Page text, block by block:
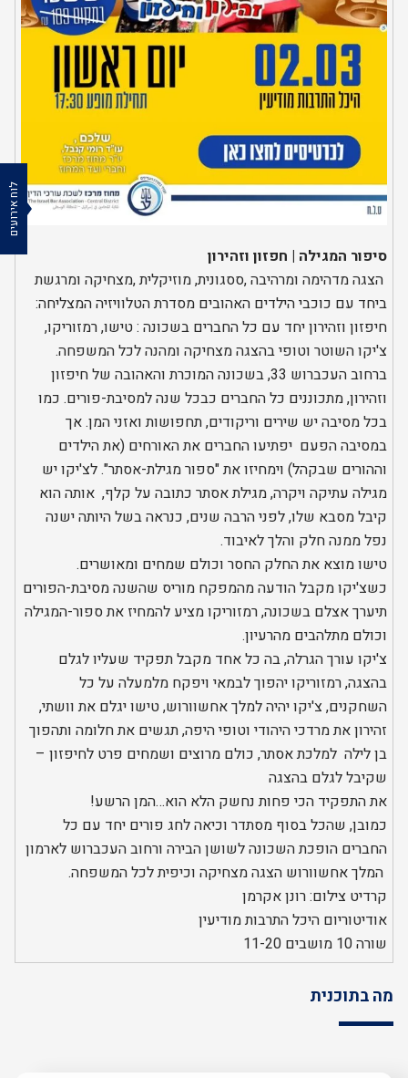
סיפור המגילה | חפזון וזהירון
הצגה מדהימה ומרהיבה ,ססגונית, מוזיקלית ,מצחיקה ומרגשת
ביחד עם כוכבי הילדים האהובים מסדרת הטלוויזיה המצליחה:
חיפזון וזהירון יחד עם כל החברים בשכונה : טישו, רמזוריקו,
צ'יקו השוטר וטופי בהצגה מצחיקה ומהנה לכל המשפחה.
ברחוב העכברוש 33, בשכונה המוכרת והאהובה של חיפזון
וזהירון, מתכוננים כל החברים כבכל שנה למסיבת-פורים. כמו
בכל מסיבה יש שירים וריקודים, תחפושות ואזני המן. אך
במסיבה הפעם יפתיעו החברים את האורחים (את הילדים
וההורים שבקהל) וימחיזו את "ספור מגילת-אסתר". לצ'יקו יש
מגילה עתיקה ויקרה, מגילת אסתר כתובה על קלף, אותה הוא
קיבל מסבא שלו, לפני הרבה שנים, כנראה בשל היותה ישנה
נפל ממנה חלק והלך לאיבוד.
טישו מוצא את החלק החסר וכולם שמחים ומאושרים.
כשצ'יקו מקבל הודעה מהמפקח מוריס שהשנה מסיבת-הפורים
תיערך אצלם בשכונה, רמזוריקו מציע להמחיז את ספור-המגילה
וכולם מתלהבים מהרעיון.
צ'יקו עורך הגרלה, בה כל אחד מקבל תפקיד שעליו לגלם
בהצגה, רמזוריקו יהפוך לבמאי ויפקח מלמעלה על כל
השחקנים, צ'יקו יהיה למלך אחשוורוש, טישו יגלם את וושתי,
זהירון את מרדכי היהודי וטופי היפה, תגשים את חלומה ותהפוך
בן לילה למלכת אסתר, כולם מרוצים ושמחים פרט לחיפזון –
שקיבל לגלם בהצגה
את התפקיד הכי פחות נחשק הלא הוא…המן הרשע!
כמובן, שהכל בסוף מסתדר וכיאה לחג פורים יחד עם כל
החברים הופכת השכונה לשושן הבירה ורחוב העכברוש לארמון
המלך אחשוורוש הצגה מצחיקה וכיפית לכל המשפחה.
קרדיט צילום: רונן אקרמן
אודיטוריום היכל התרבות מודיעין
שורה 10 מושבים 11-20
מה בתוכנית
לוח אירועים